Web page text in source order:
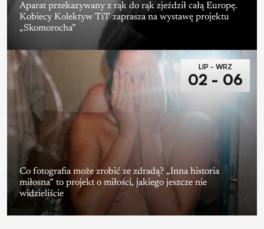
Aparat przekazywany z rąk do rąk zjeździł całą Europę.
Kobiecy Kolektyw TiT zaprasza na wystawę projektu
„Skomorocha”
Co fotografia może zrobić ze zdradą? „Inna historia
miłosna” to projekt o miłości, jakiego jeszcze nie
widzieliście
LIP - WRZ
02 - 06